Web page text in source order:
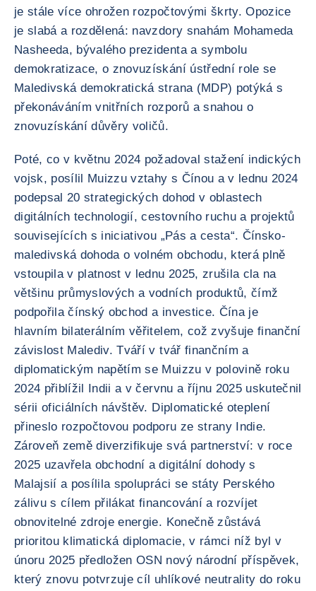
je stále více ohrožen rozpočtovými škrty. Opozice
je slabá a rozdělená: navzdory snahám Mohameda
Nasheeda, bývalého prezidenta a symbolu
demokratizace, o znovuzískání ústřední role se
Maledivská demokratická strana (MDP) potýká s
překonáváním vnitřních rozporů a snahou o
znovuzískání důvěry voličů.
Poté, co v květnu 2024 požadoval stažení indických
vojsk, posílil Muizzu vztahy s Čínou a v lednu 2024
podepsal 20 strategických dohod v oblastech
digitálních technologií, cestovního ruchu a projektů
souvisejících s iniciativou „Pás a cesta“. Čínsko-
maledivská dohoda o volném obchodu, která plně
vstoupila v platnost v lednu 2025, zrušila cla na
většinu průmyslových a vodních produktů, čímž
podpořila čínský obchod a investice. Čína je
hlavním bilaterálním věřitelem, což zvyšuje finanční
závislost Malediv. Tváří v tvář finančním a
diplomatickým napětím se Muizzu v polovině roku
2024 přiblížil Indii a v červnu a říjnu 2025 uskutečnil
sérii oficiálních návštěv. Diplomatické oteplení
přineslo rozpočtovou podporu ze strany Indie.
Zároveň země diverzifikuje svá partnerství: v roce
2025 uzavřela obchodní a digitální dohody s
Malajsií a posílila spolupráci se státy Perského
zálivu s cílem přilákat financování a rozvíjet
obnovitelné zdroje energie. Konečně zůstává
prioritou klimatická diplomacie, v rámci níž byl v
únoru 2025 předložen OSN nový národní příspěvek,
který znovu potvrzuje cíl uhlíkové neutrality do roku